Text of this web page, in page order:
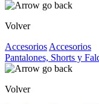
Volver
Accesorios Accesorios
Pantalones, Shorts y
Volver